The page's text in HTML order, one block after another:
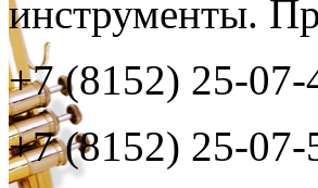
инструменты.
+7 (8152) 25-07-
+7 (8152) 25-07-